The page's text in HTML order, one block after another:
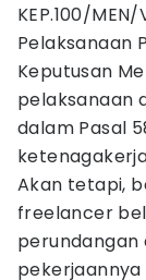
KEP.100/
Pelaksanaan
Keputusan
pelaksanaan
dalam Pasal
Akan tetapi,
freelancer
perundangan